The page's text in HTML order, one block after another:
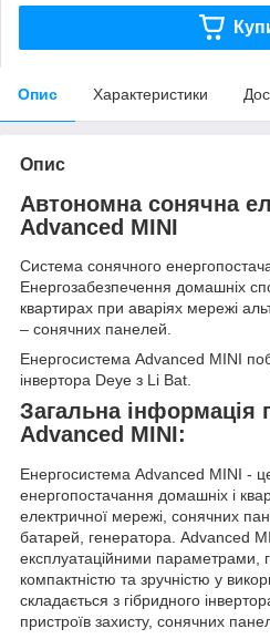
Опис Характеристики
Опис
Автономна сонячна
Advanced MINI
Система сонячного
Енергозабезпечення домашніх
квартирах при аваріях мережі
– сонячних панелей.
Енергосистема Advanced MINI
інвертора Deye з Li Bat.
Загальна інформація
Advanced MINI:
Енергосистема Advanced MINI -
енергопостачання домашніх і
електричної мережі, сонячних
батарей, генератора. Advanced
експлуатаційними параметрами,
компактністю та зручністю у
складається з гібридного
пристроїв захисту, сонячних